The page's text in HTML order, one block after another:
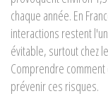
chaque année. En
interactions restent
évitable, surtout chez
Comprendre
prévenir ces risques.